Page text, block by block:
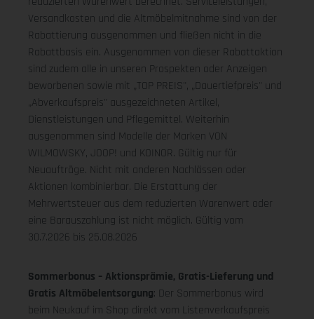
Versandkosten und die Altmöbelmitnahme sind von der
Rabattierung ausgenommen und fließen nicht in die
Rabattbasis ein. Ausgenommen von dieser Rabattaktion
sind zudem alle in unseren Prospekten oder Anzeigen
beworbenen sowie mit „TOP PREIS", „Dauertiefpreis" und
„Abverkaufspreis" ausgezeichneten Artikel,
Dienstleistungen und Pflegemittel. Weiterhin
ausgenommen sind Modelle der Marken VON
WILMOWSKY, JOOP! und KOINOR. Gültig nur für
Neuaufträge. Nicht mit anderen Nachlässen oder
Aktionen kombinierbar. Die Erstattung der
Mehrwertsteuer aus dem reduzierten Warenwert oder
eine Barauszahlung ist nicht möglich. Gültig vom
30.7.2026 bis 25.08.2026
Sommerbonus – Aktionsprämie, Gratis-Lieferung und
Gratis Altmöbelentsorgung: Der Sommerbonus wird
beim Neukauf im Shop direkt vom Listenverkaufspreis